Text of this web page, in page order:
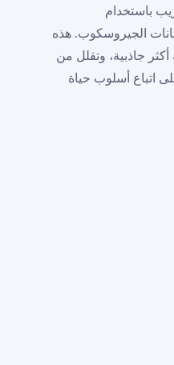
باستخدام
الجيروسكوب. هذه
جاذبية، وتقلل من
اتباع أسلوب حياة